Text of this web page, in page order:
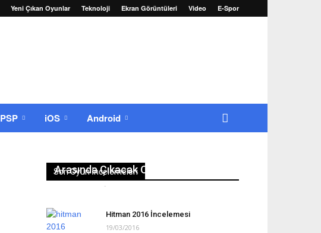
Yeni Çıkan Oyunlar Teknoloji Ekran Görüntüleri Video E-Spor
PSP iOS Android
Son Oyun İncelemeleri
Arasında Çıkacak Oyunlar
-
Hitman 2016 İncelemesi
19/03/2016